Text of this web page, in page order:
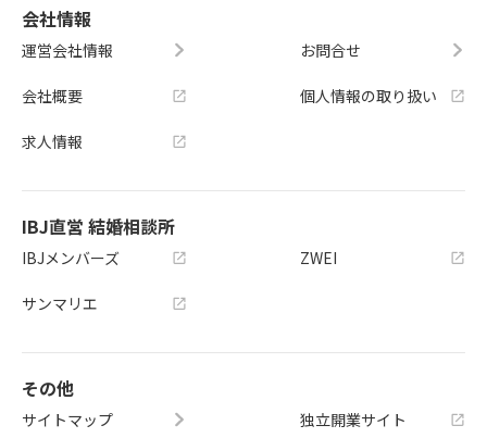
会社情報
運営会社情報
会社概要
求人情報
お問合せ
個人情報の取り扱い
IBJ直営 結婚相談所
IBJメンバーズ
サンマリエ
ZWEI
その他
サイトマップ
独立開業サイト